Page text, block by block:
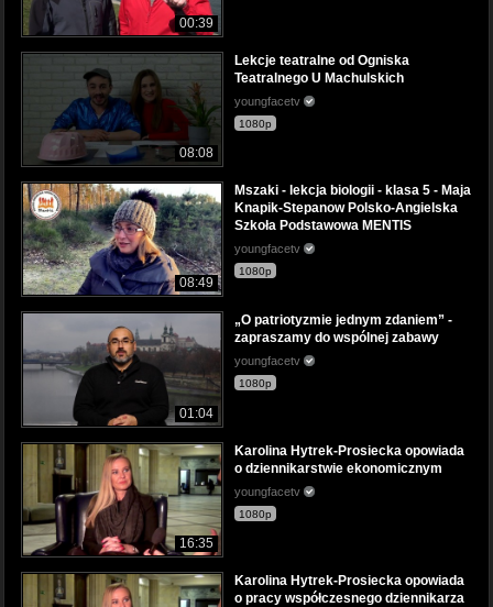
00:39
08:08
Lekcje teatralne od Ogniska
Teatralnego U Machulskich
youngfacetv
1080p
08:49
Mszaki - lekcja biologii - klasa 5 - Maja
Knapik-Stepanow Polsko-Angielska
Szkoła Podstawowa MENTIS
youngfacetv
1080p
01:04
„O patriotyzmie jednym zdaniem” -
zapraszamy do wspólnej zabawy
youngfacetv
1080p
16:35
Karolina Hytrek-Prosiecka opowiada
o dziennikarstwie ekonomicznym
youngfacetv
1080p
Karolina Hytrek-Prosiecka opowiada
o pracy współczesnego dziennikarza